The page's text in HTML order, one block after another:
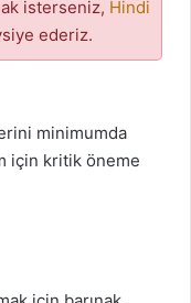
isterseniz, Hindi
ederiz.
minimumda
için kritik öneme